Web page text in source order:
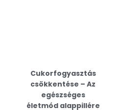
Cukorfogyasztás
csökkentése – Az
egészséges
életmód alappillére